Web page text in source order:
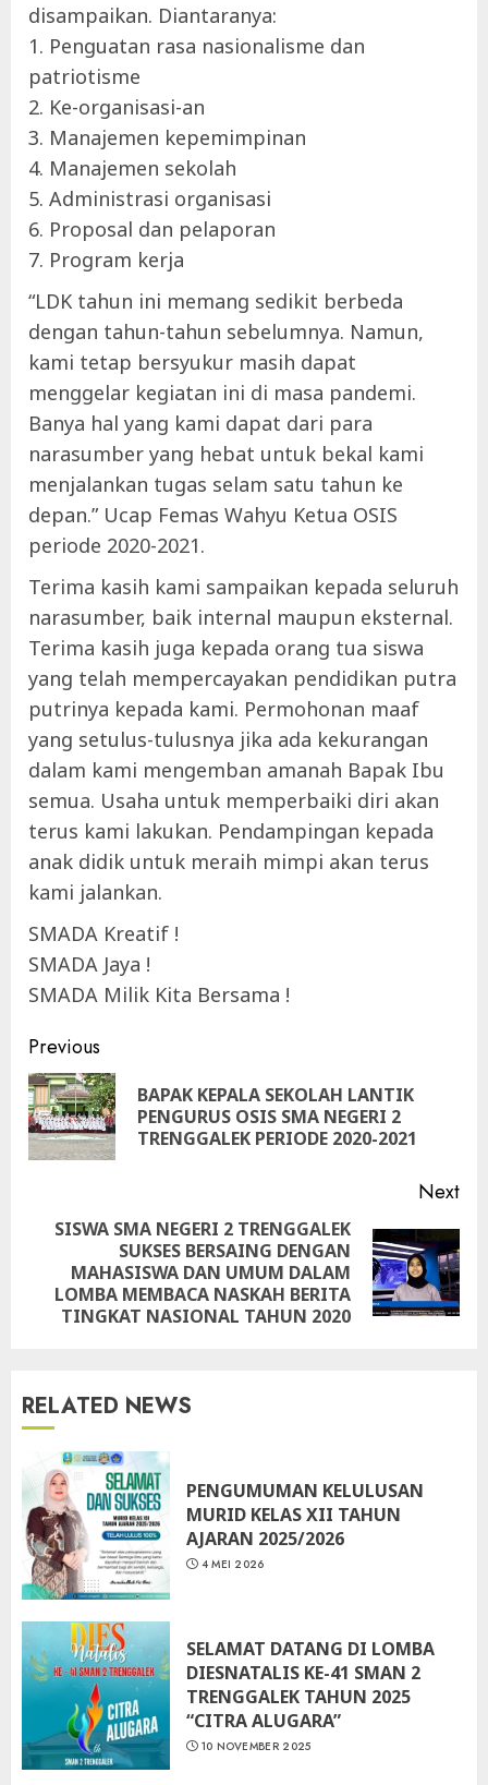
disampaikan. Diantaranya:
1. Penguatan rasa nasionalisme dan
patriotisme
2. Ke-organisasi-an
3. Manajemen kepemimpinan
4. Manajemen sekolah
5. Administrasi organisasi
6. Proposal dan pelaporan
7. Program kerja
“LDK tahun ini memang sedikit berbeda
dengan tahun-tahun sebelumnya. Namun,
kami tetap bersyukur masih dapat
menggelar kegiatan ini di masa pandemi.
Banya hal yang kami dapat dari para
narasumber yang hebat untuk bekal kami
menjalankan tugas selam satu tahun ke
depan.” Ucap Femas Wahyu Ketua OSIS
periode 2020-2021.
Terima kasih kami sampaikan kepada seluruh
narasumber, baik internal maupun eksternal.
Terima kasih juga kepada orang tua siswa
yang telah mempercayakan pendidikan putra
putrinya kepada kami. Permohonan maaf
yang setulus-tulusnya jika ada kekurangan
dalam kami mengemban amanah Bapak Ibu
semua. Usaha untuk memperbaiki diri akan
terus kami lakukan. Pendampingan kepada
anak didik untuk meraih mimpi akan terus
kami jalankan.
SMADA Kreatif !
SMADA Jaya !
SMADA Milik Kita Bersama !
Continue
Reading
Previous
BAPAK KEPALA SEKOLAH LANTIK
PENGURUS OSIS SMA NEGERI 2
TRENGGALEK PERIODE 2020-2021
Next
Next
post:
SISWA SMA NEGERI 2 TRENGGALEK
SUKSES BERSAING DENGAN
MAHASISWA DAN UMUM DALAM
LOMBA MEMBACA NASKAH BERITA
TINGKAT NASIONAL TAHUN 2020
RELATED NEWS
PENGUMUMAN KELULUSAN
MURID KELAS XII TAHUN
AJARAN 2025/2026
4 MEI 2026
SELAMAT DATANG DI LOMBA
DIESNATALIS KE-41 SMAN 2
TRENGGALEK TAHUN 2025
“CITRA ALUGARA”
10 NOVEMBER 2025